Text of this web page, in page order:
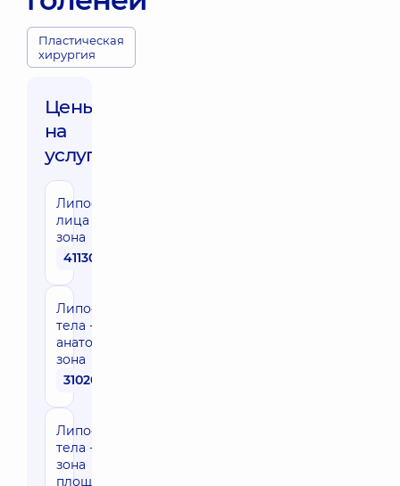
Пластическая
хирургия
Цены
на
услуги:
Липосакция
лица - одна
зона
41130 грн
Липосакция
тела - одна
анатомическая
зона
31020 грн
Липосакция
тела - одна
зона
площадью